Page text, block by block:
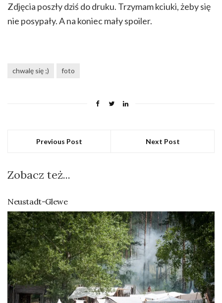
Zdjęcia poszły dziś do druku. Trzymam kciuki, żeby się
nie posypały. A na koniec mały spoiler.
chwalę się ;) foto
Previous Post Next Post
Zobacz też...
Neustadt-Glewe